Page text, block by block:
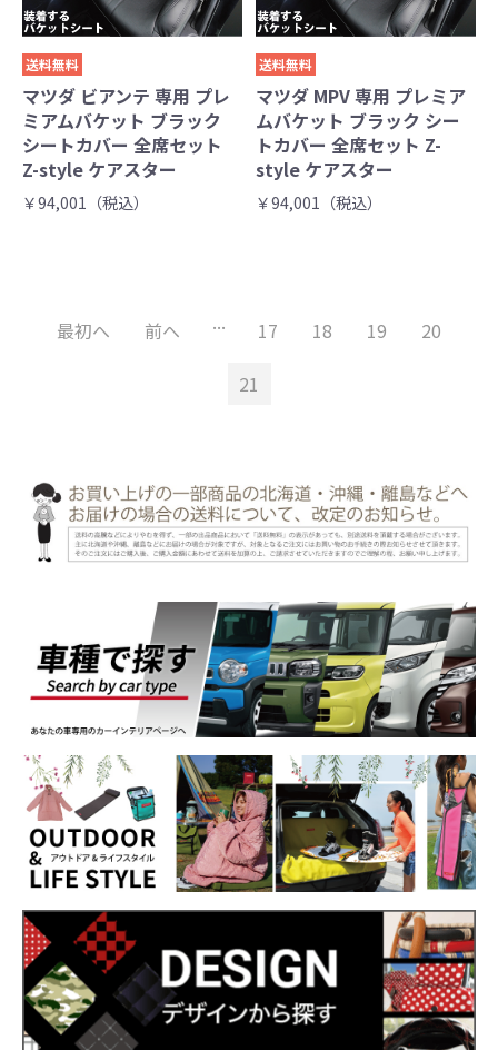
送料無料
マツダ ビアンテ 専用 プレ
ミアムバケット ブラック
シートカバー 全席セット
Z-style ケアスター
￥94,001（税込）
送料無料
マツダ MPV 専用 プレミア
ムバケット ブラック シー
トカバー 全席セット Z-
style ケアスター
￥94,001（税込）
最初へ 前へ ... 17 18 19
20
21